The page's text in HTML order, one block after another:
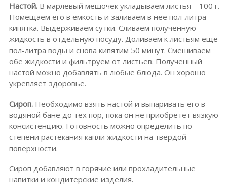
Настой. В марлевый мешочек укладываем листья – 100 г.
Помещаем его в емкость и заливаем в нее пол-литра
кипятка. Выдерживаем сутки. Сливаем полученную
жидкость в отдельную посуду. Доливаем к листьям еще
пол-литра воды и снова кипятим 50 минут. Смешиваем
обе жидкости и фильтруем от листьев. Полученный
настой можно добавлять в любые блюда. Он хорошо
укрепляет здоровье.
Сироп. Необходимо взять настой и выпаривать его в
водяной бане до тех пор, пока он не приобретет вязкую
консистенцию. Готовность можно определить по
степени растекания капли жидкости на твердой
поверхности.
Сироп добавляют в горячие или прохладительные
напитки и кондитерские изделия.